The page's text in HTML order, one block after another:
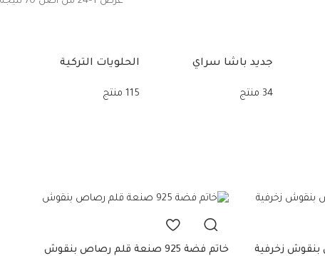
جديد باشا سراي
34 منتج
الحلويات التركية
115 منتج
خاتم فضة 925 صنعة قلم رصاص بنقوش